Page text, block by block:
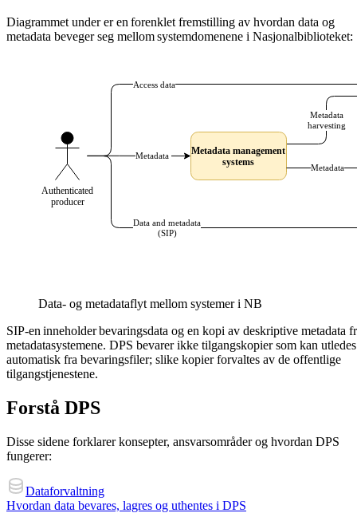
Diagrammet under er en forenklet fremstilling av hvordan data og
metadata beveger seg mellom systemdomenene i Nasjonalbiblioteket:
Data- og metadataflyt mellom systemer i NB
SIP-en inneholder bevaringsdata og en kopi av deskriptive metadata
metadatasystemene. DPS bevarer ikke tilgangskopier som kan utledes
automatisk fra bevaringsfiler; slike kopier forvaltes av de offentlige
tilgangstjenestene.
Forstå DPS
Disse sidene forklarer konsepter, ansvarsområder og hvordan DPS
fungerer:
Dataforvaltning
Hvordan data bevares, lagres og uthentes i DPS